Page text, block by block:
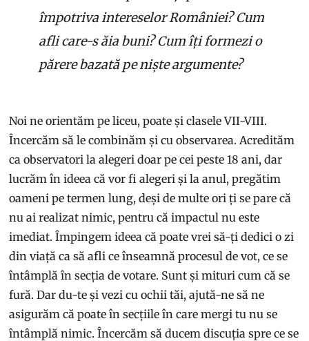
împotriva intereselor României? Cum
afli care-s ăia buni? Cum îți formezi o
părere bazată pe niște argumente?
Noi ne orientăm pe liceu, poate și clasele VII-VIII.
Încercăm să le combinăm și cu observarea. Acredităm
ca observatori la alegeri doar pe cei peste 18 ani, dar
lucrăm în ideea că vor fi alegeri și la anul, pregătim
oameni pe termen lung, deși de multe ori ți se pare că
nu ai realizat nimic, pentru că impactul nu este
imediat. Împingem ideea că poate vrei să-ți dedici o zi
din viață ca să afli ce înseamnă procesul de vot, ce se
întâmplă în secția de votare. Sunt și mituri cum că se
fură. Dar du-te și vezi cu ochii tăi, ajută-ne să ne
asigurăm că poate în secțiile în care mergi tu nu se
întâmplă nimic. Încercăm să ducem discuția spre ce se